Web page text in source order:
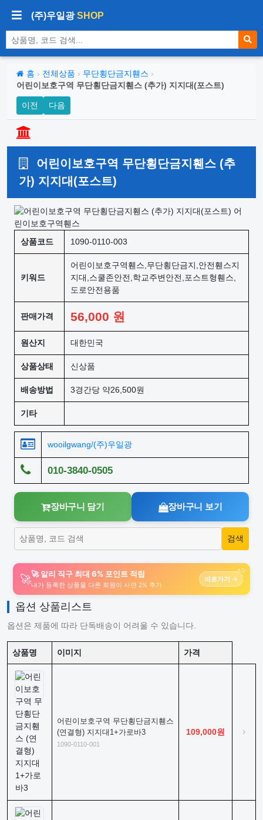
(주)우일광SHOP
상품 검색
홈 › 전체상품 › 무단횡단금지휀스 ›
어린이보호구역 무단횡단금지휀스 (추가) 지지대(포스트)
이전 다음
어린이보호구역 무단횡단금지휀스 (추
가) 지지대(포스트)
상품코드 1090-0110-003
키워드
어린이보호구역휀스,무단횡단금지,안전휀스지
지대,스쿨존안전,학교주변안전,포스트형휀스,
도로안전용품
판매가격 56,000 원
원산지 대한민국
상품상태 신상품
배송방법 3경간당 약26,500원
기타
wooilgwang/(주)우일광
010-3840-0505
장바구니 담기 장바구니 보기
AD
🚀🚀 알리 직구 최대 6% 포인트 적립
내가 등록한 상품을 다른 회원이 사면 2% 추가
바로가기 →
옵션 상품리스트
옵션은 제품에 따라 단독배송이 어려울 수 있습니다.
상품명 이미지 가격
어린이보호구역 무단횡단금지휀스
(연결형) 지지대1+가로바3
1090-0110-001
109,000원 ›